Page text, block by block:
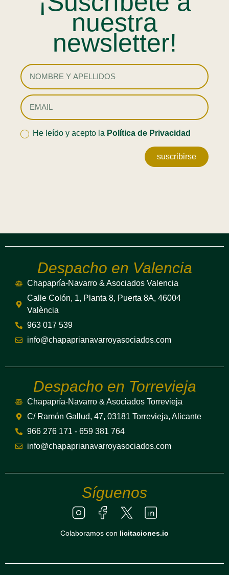
nuestra
newsletter!
He leído y acepto la Política de Privacidad
suscribirse
Despacho en Valencia
Chapapría-Navarro & Asociados Valencia
Calle Colón, 1, Planta 8, Puerta 8A, 46004
València
963 017 539
info@chapaprianavarroyasociados.com
Despacho en Torrevieja
Chapapría-Navarro & Asociados Torrevieja
C/ Ramón Gallud, 47, 03181 Torrevieja, Alicante
966 276 171 - 659 381 764
info@chapaprianavarroyasociados.com
Síguenos
Colaboramos con licitaciones.io